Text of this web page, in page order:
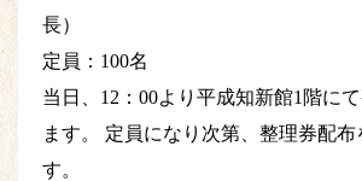
長）
定員：100名
当日、12：00より平成知新館1階に
ます。 定員になり次第、整理券配布
す。